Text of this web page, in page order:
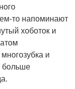
то напоминают
хоботок и
и
больше